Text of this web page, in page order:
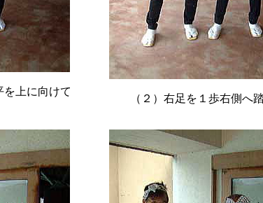
を上に向けて
（２）右足を１歩右側へ